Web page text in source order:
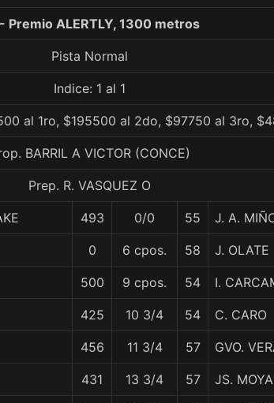
Premio ALERTLY, 1300 metros
Pista Normal
Indice: 1 al 1
al 1ro, $195500 al 2do, $97750 al 3ro,
BARRIL A VICTOR (CONCE)
Prep. R. VASQUEZ O
493 0/0 55 J. A.
0 6 cpos. 58 J. OLATE
500 9 cpos. 54 I.
425 10 3/4 54 C. CARO
456 11 3/4 57 GVO.
431 13 3/4 57 JS. MOYA